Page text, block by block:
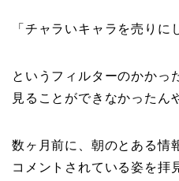
「チャラいキャラを売りに
というフィルターのかかっ
見ることができなかったん
数ヶ月前に、朝のとある情
コメントされている姿を拝